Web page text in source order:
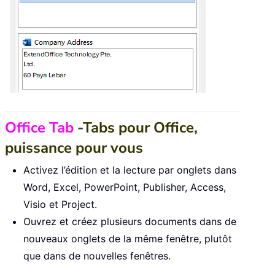
Office Tab -Tabs pour Office,
puissance pour vous
Activez l’édition et la lecture par onglets dans
Word, Excel, PowerPoint, Publisher, Access,
Visio et Project.
Ouvrez et créez plusieurs documents dans de
nouveaux onglets de la même fenêtre, plutôt
que dans de nouvelles fenêtres.